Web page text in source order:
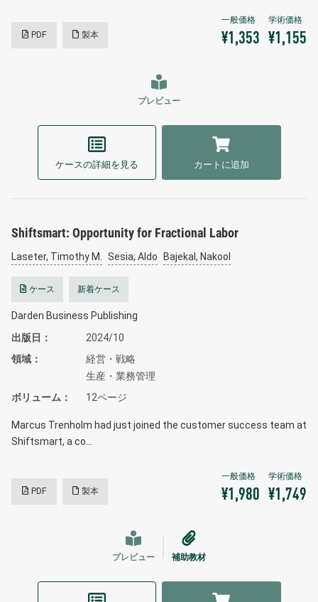
PDF 製本 ¥1,353 ¥1,155
プレビュー
ケースの詳細を見る カートに追加
Shiftsmart: Opportunity for Fractional Labor
Laseter, Timothy M. Sesia, Aldo Bajekal, Nakool
ケース 新着ケース
Darden Business Publishing
出版日
2024/10
領域
経営・戦略
生産・業務管理
ボリューム
12ページ
Marcus Trenholm had just joined the customer success team at
Shiftsmart, a co…
PDF 製本 ¥1,980 ¥1,749
プレビュー 補助教材